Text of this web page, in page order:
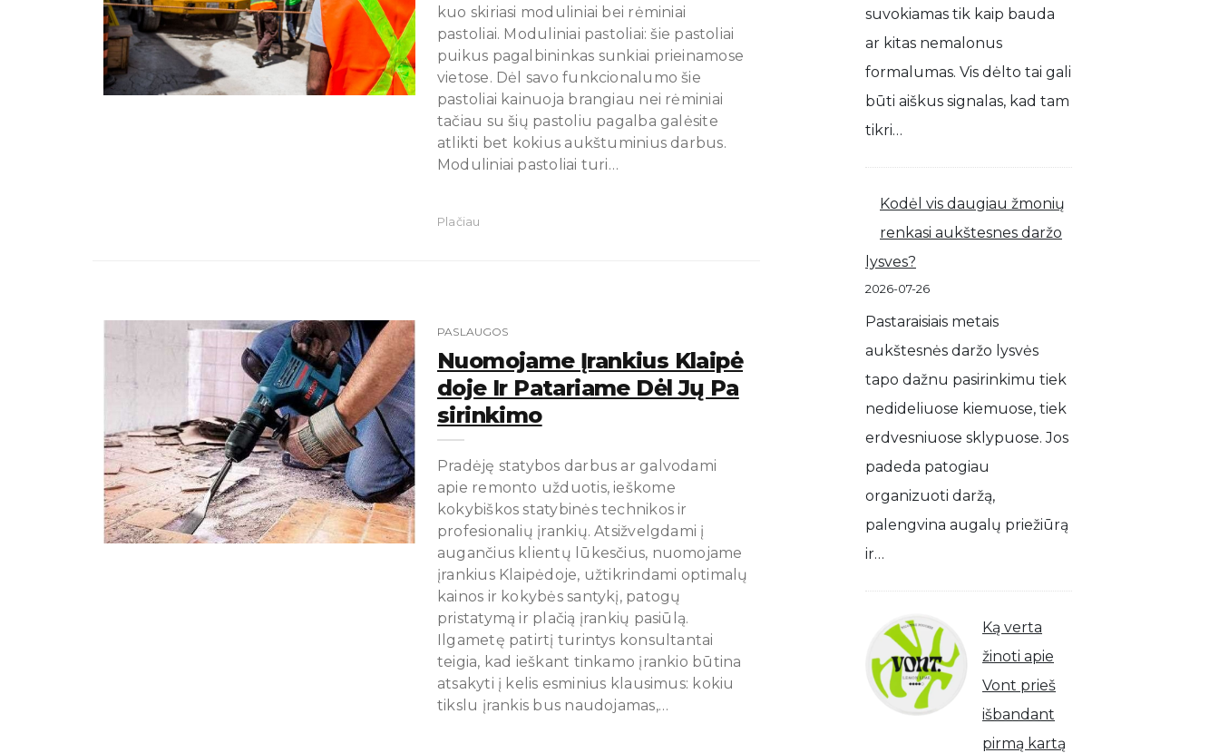
kuo skiriasi moduliniai bei rėminiai
pastoliai. Moduliniai pastoliai: šie pastoliai
puikus pagalbininkas sunkiai prieinamose
vietose. Dėl savo funkcionalumo šie
pastoliai kainuoja brangiau nei rėminiai
tačiau su šių pastoliu pagalba galėsite
atlikti bet kokius aukštuminius darbus.
Moduliniai pastoliai turi…
Plačiau
PASLAUGOS
Nuomojame Įrankius Klaipė
Doje Ir Patariame Dėl Jų Pa
Sirinkimo
Pradėję statybos darbus ar galvodami
apie remonto užduotis, ieškome
kokybiškos statybinės technikos ir
profesionalių įrankių. Atsižvelgdami į
augančius klientų lūkesčius, nuomojame
įrankius Klaipėdoje, užtikrindami optimalų
kainos ir kokybės santykį, patogų
pristatymą ir plačią įrankių pasiūlą.
Ilgametę patirtį turintys konsultantai
teigia, kad ieškant tinkamo įrankio būtina
atsakyti į kelis esminius klausimus: kokiu
tikslu įrankis bus naudojamas,…
suvokiamas tik kaip bauda
ar kitas nemalonus
formalumas. Vis dėlto tai gali
būti aiškus signalas, kad tam
tikri…
Kodėl vis daugiau žmonių
renkasi aukštesnes daržo
lysves?
2026-07-26
Pastaraisiais metais
aukštesnės daržo lysvės
tapo dažnu pasirinkimu tiek
nedideliuose kiemuose, tiek
erdvesniuose sklypuose. Jos
padeda patogiau
organizuoti daržą,
palengvina augalų priežiūrą
ir…
Ką verta
žinoti apie
Vont prieš
išbandant
pirmą kartą